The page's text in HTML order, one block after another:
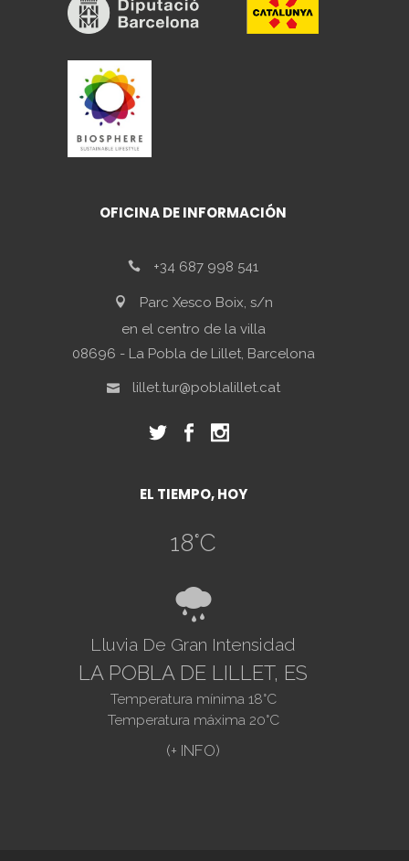
OFICINA DE INFORMACIÓN
+34 687 998 541
Parc Xesco Boix, s/n
en el centro de la villa
08696 - La Pobla de Lillet, Barcelona
lillet.tur@poblalillet.cat
EL TIEMPO, HOY
18°C
8
Lluvia De Gran Intensidad
LA POBLA DE LILLET, ES
Temperatura mínima 18°C
Temperatura máxima 20°C